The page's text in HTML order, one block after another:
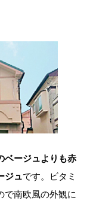
ベージュよりも赤
ジュです。ビタミ
で南欧風の外観に